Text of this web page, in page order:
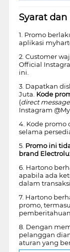
Syarat
1. Promo
aplikasi
2. Customer
Official
ini.
3. Dapatkan
Juta. Kode
(direct
Instagram
4. Kode promo
selama
5. Promo ini
brand
6. Hartono
apabila ada
dalam transaksi.
7. Hartono
promo,
8. Dengan
pelanggan
aturan yang